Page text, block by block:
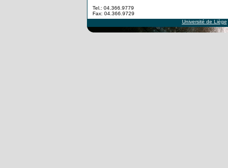
Tel.: 04.366.9779
Fax: 04.366.9729
Université de Liège